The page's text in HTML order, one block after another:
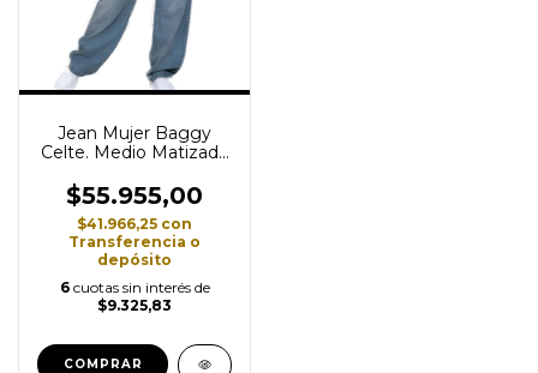
Jean Mujer Baggy
Celte. Medio Matizado
$55.955,00
$41.966,25 con
Transferencia o
depósito
6 cuotas sin interés de
$9.325,83
COMPRAR